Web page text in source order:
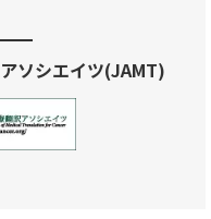
ソシエイツ(JAMT)